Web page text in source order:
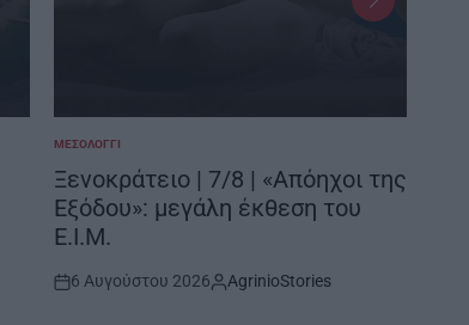
POSTED
IN
ΜΕΣΟΛΌΓΓΙ
Ξενοκράτειο | 7/8 | «Απόηχοι της
Εξόδου»: μεγάλη έκθεση του
Ε.Ι.Μ.
Post
6 Αυγούστου 2026
By:
AgrinioStories